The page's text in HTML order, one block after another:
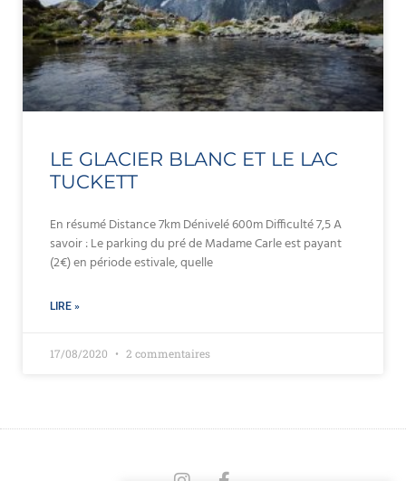
LE GLACIER BLANC ET LE LAC
TUCKETT
En résumé Distance 7km Dénivelé 600m Difficulté 7,5 A
savoir : Le parking du pré de Madame Carle est payant
(2€) en période estivale, quelle
LIRE »
17/08/2020 2 commentaires